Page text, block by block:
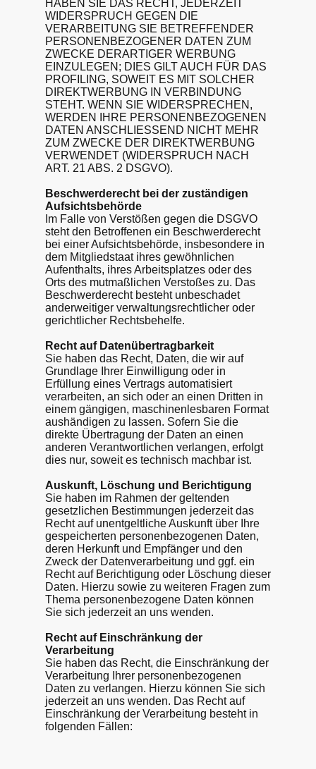
HABEN SIE DAS RECHT, JEDERZEIT
WIDERSPRUCH GEGEN DIE
VERARBEITUNG SIE BETREFFENDER
PERSONENBEZOGENER DATEN ZUM
ZWECKE DERARTIGER WERBUNG
EINZULEGEN; DIES GILT AUCH FÜR DAS
PROFILING, SOWEIT ES MIT SOLCHER
DIREKTWERBUNG IN VERBINDUNG
STEHT. WENN SIE WIDERSPRECHEN,
WERDEN IHRE PERSONENBEZOGENEN
DATEN ANSCHLIESSEND NICHT MEHR
ZUM ZWECKE DER DIREKTWERBUNG
VERWENDET (WIDERSPRUCH NACH
ART. 21 ABS. 2 DSGVO).
Beschwerde­recht bei der zuständigen
Aufsichts­behörde
Im Falle von Verstößen gegen die DSGVO
steht den Betroffenen ein Beschwerderecht
bei einer Aufsichtsbehörde, insbesondere in
dem Mitgliedstaat ihres gewöhnlichen
Aufenthalts, ihres Arbeitsplatzes oder des
Orts des mutmaßlichen Verstoßes zu. Das
Beschwerderecht besteht unbeschadet
anderweitiger verwaltungsrechtlicher oder
gerichtlicher Rechtsbehelfe.
Recht auf Daten­übertrag­barkeit
Sie haben das Recht, Daten, die wir auf
Grundlage Ihrer Einwilligung oder in
Erfüllung eines Vertrags automatisiert
verarbeiten, an sich oder an einen Dritten in
einem gängigen, maschinenlesbaren Format
aushändigen zu lassen. Sofern Sie die
direkte Übertragung der Daten an einen
anderen Verantwortlichen verlangen, erfolgt
dies nur, soweit es technisch machbar ist.
Auskunft, Löschung und Berichtigung
Sie haben im Rahmen der geltenden
gesetzlichen Bestimmungen jederzeit das
Recht auf unentgeltliche Auskunft über Ihre
gespeicherten personenbezogenen Daten,
deren Herkunft und Empfänger und den
Zweck der Datenverarbeitung und ggf. ein
Recht auf Berichtigung oder Löschung dieser
Daten. Hierzu sowie zu weiteren Fragen zum
Thema personenbezogene Daten können
Sie sich jederzeit an uns wenden.
Recht auf Einschränkung der
Verarbeitung
Sie haben das Recht, die Einschränkung der
Verarbeitung Ihrer personenbezogenen
Daten zu verlangen. Hierzu können Sie sich
jederzeit an uns wenden. Das Recht auf
Einschränkung der Verarbeitung besteht in
folgenden Fällen: